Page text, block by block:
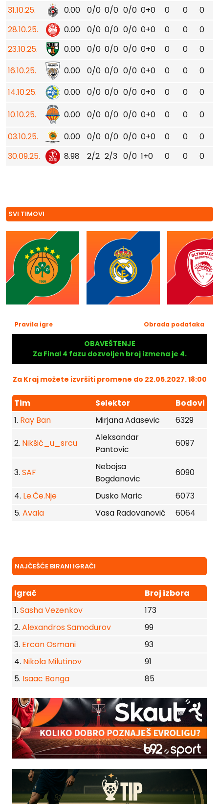
31.10.25. 0.00 0/0 0/0 0/0 0+0 0 0 0
28.10.25.
0.00 0/0 0/0 0/0 0+0 0 0 0
23.10.25.
0.00 0/0 0/0 0/0 0+0 0 0 0
16.10.25.
0.00 0/0 0/0 0/0 0+0 0 0 0
14.10.25.
0.00 0/0 0/0 0/0 0+0 0 0 0
10.10.25.
0.00 0/0 0/0 0/0 0+0 0 0 0
03.10.25.
0.00 0/0 0/0 0/0 0+0 0 0 0
30.09.25.
8.98 2/2 2/3 0/0 1+0 0 0 0
SVI TIMOVI
Pravila igre Obrada podataka
OBAVEŠTENJE
Za Final 4 fazu dozvoljen broj izmena je 4.
Za Kraj možete izvršiti promene do 22.05.2027. 18:00
Tim Selektor
Bodovi
1. Ray Ban Mirjana Adasevic 6329
2. Nikšić_u_srcu
Aleksandar
Pantovic
6097
3. SAF
Nebojsa
Bogdanovic
6090
4. Le.Če.Nje Dusko Maric
6073
5. Avala Vasa Radovanović 6064
NAJČEŠĆE BIRANI IGRAČI
Igrač
Broj izbora
1. Sasha Vezenkov
173
2. Alexandros Samodurov
99
3. Ercan Osmani
93
4. Nikola Milutinov
91
5. Isaac Bonga 85